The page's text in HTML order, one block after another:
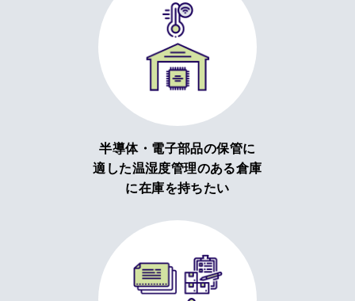
半導体・電子部品の保管に
適した温湿度管理のある倉庫
に在庫を持ちたい